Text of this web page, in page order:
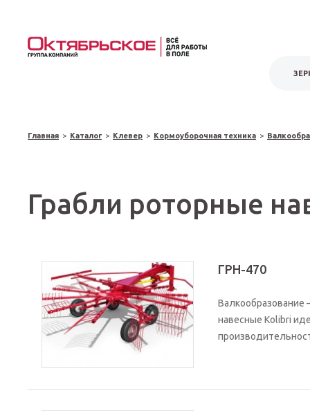
Главная > Каталог > Клевер > Кормоуборочная техника >
Грабли роторные
ГРН-470
Валкообразование
навесные Kolibri